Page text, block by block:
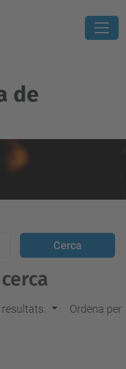
de
Ordena per